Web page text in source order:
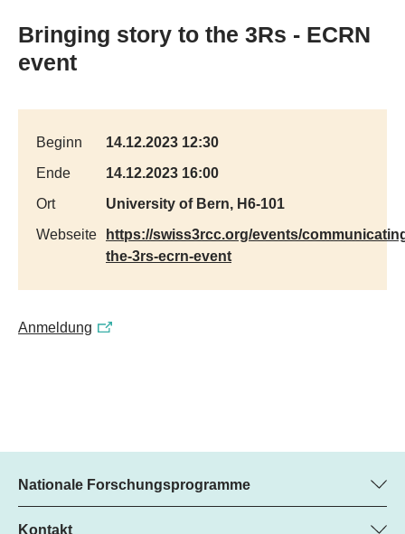
Bringing story to the 3Rs - ECRN
event
Beginn
14.12.2023 12:30
Ende
14.12.2023 16:00
Ort
University of Bern, H6-101
Webseite
https://swiss3rcc.org/events/
the-3rs-ecrn-event
Anmeldung
Nationale Forschungsprogramme
Hier finden Sie Informationen zu allen Nationalen
Forschungsprogrammen (NFP):
Kontakt